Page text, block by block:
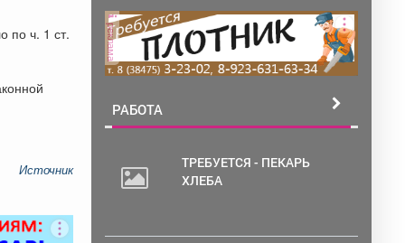
по ч. 1 ст.
Источник
реклама
РАБОТА
ТРЕБУЕТСЯ - ПЕКАРЬ
ХЛЕБА